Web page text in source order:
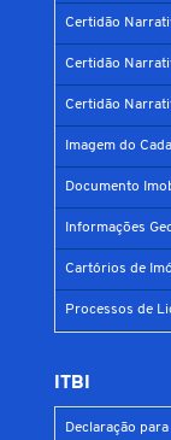
Certidão
Certidão
Certidão
Imagem do
Documento
Informações
Cartórios de
Processos de
ITBI
Declaração